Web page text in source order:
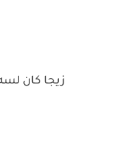
زيجا كان